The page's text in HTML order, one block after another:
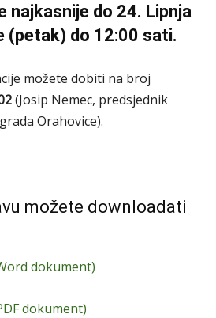
najkasnije do 24. Lipnja
(petak) do 12:00 sati.
možete dobiti na broj
(Josip Nemec, predsjednik
Orahovice).
možete downloadati
dokument)
dokument)